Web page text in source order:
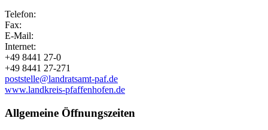
Telefon:
Fax:
E-Mail:
Internet:
+49 8441 27-0
+49 8441 27-271
poststelle@landratsamt-paf.de
www.landkreis-pfaffenhofen.de
Allgemeine Öffnungszeiten